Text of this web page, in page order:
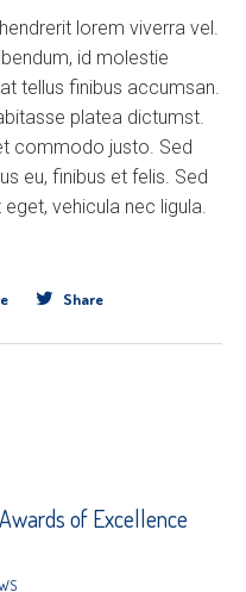
lorem viverra vel.
id molestie
tellus finibus accumsan.
platea dictumst.
commodo justo. Sed
eu, finibus et felis. Sed
vehicula nec ligula.
Share
of Excellence